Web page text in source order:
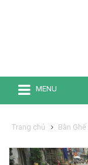
MENU
Trang chủ Bàn Ghế